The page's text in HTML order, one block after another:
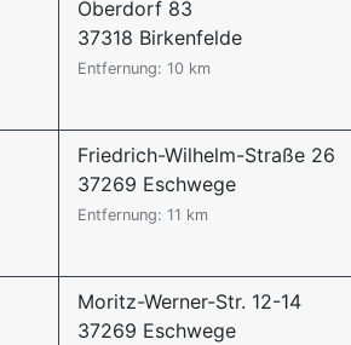
Oberdorf 83
37318 Birkenfelde
Entfernung: 10 km
Friedrich-Wilhelm-Straße 26
37269 Eschwege
Entfernung: 11 km
Moritz-Werner-Str. 12-14
37269 Eschwege